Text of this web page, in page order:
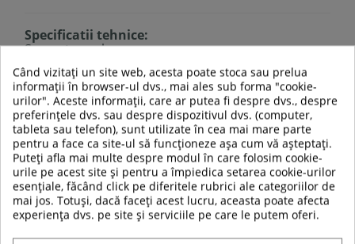
Specificatii tehnice:
Se poate spala
Usor de folosit
Potrivit pentru masarea zonelor musculare mai
mici
Ajuta la ameliorarea durerii, crampelor si la
revitalizarea partilor uzate ale corpului
Ajuta la intarirea muschilor soldului, spatelui,
piciorului, bratului, mainii si umarului
Imbunatateste coordonarea, stabilitatea si
mobilitatea corpului
Stimuleaza circulatia sangelui
Perfect pentru calatorii
Diametru:6.5 cm
Greutate:150 g (bucata)
Când vizitați un site web, acesta poate stoca sau prelua
informații în browser-ul dvs., mai ales sub forma "cookie-
urilor". Aceste informații, care ar putea fi despre dvs., despre
preferințele dvs. sau despre dispozitivul dvs. (computer,
tableta sau telefon), sunt utilizate în cea mai mare parte
pentru a face ca site-ul să funcționeze așa cum vă așteptați.
Puteți afla mai multe despre modul în care folosim cookie-
urile pe acest site și pentru a împiedica setarea cookie-urilor
esențiale, făcând click pe diferitele rubrici ale categoriilor de
mai jos. Totuși, dacă faceți acest lucru, aceasta poate afecta
experiența dvs. pe site și serviciile pe care le putem oferi.